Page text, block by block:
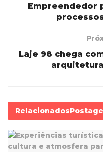
Empreendedor
Laje 98 chega
Relacionados